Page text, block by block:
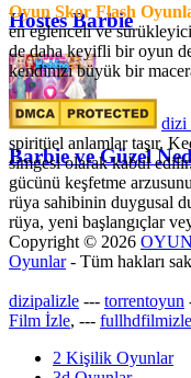
Hostes Barbie
Barbie ve Güzel
Oyun Skor Flash
en eğlenceli ve
de daha keyifli bir oyun
kendinizi büyük bir
dizi
spiritüel anlamlar taşır.
simgesi olarak kabul
gücünü keşfetme
rüya sahibinin duygusal
rüya, yeni başlangıçlar
Copyright © 2026
Oyunlar- Tüm hakları
dizipalizle --- torrentoyun
Film İzle, ---
2 Kişilik Oyunlar